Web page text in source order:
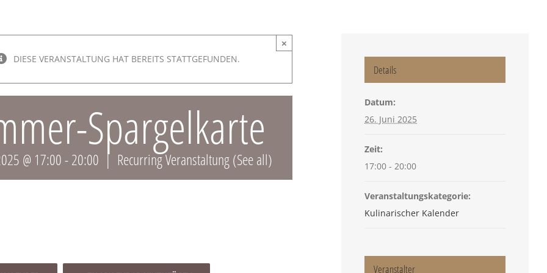
×
DIESE VERANSTALTUNG HAT BEREITS STATTGEFUNDEN.
Spargelkarte
@ 17:00-20:00 | Recurring Veranstaltung(See all)
Details
Datum:
26. Juni 2025
Zeit:
17:00 - 20:00
Veranstaltungskategorie:
Kulinarischer Kalender
Veranstalter